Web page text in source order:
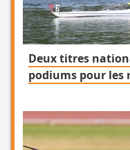
Deux titres
podiums pour